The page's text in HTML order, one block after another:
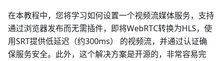
在本教程中，您将学习如何设置一个视频流媒体服务，支持
通过浏览器发布而无需插件，即将WebRTC转换为HLS，使
用SRT提供低延迟（约300ms） 的视频流，并通过认证确
保服务安全。此外，这个解决方案是开源的，非常容易完